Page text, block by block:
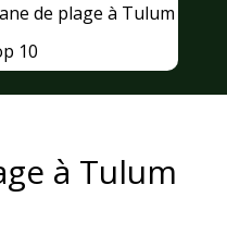
de plage à Tulum
10
à Tulum